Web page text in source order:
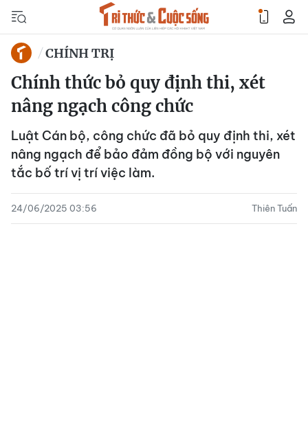
CHÍNH TRỊ
Chính thức bỏ quy định thi, xét
nâng ngạch công chức
Luật Cán bộ, công chức đã bỏ quy định thi, xét
nâng ngạch để bảo đảm đồng bộ với nguyên
tắc bố trí vị trí việc làm.
24/06/2025 03:56 Thiên Tuấn